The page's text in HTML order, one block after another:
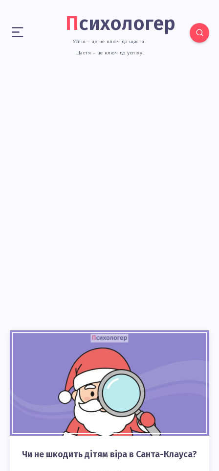
Психологер
Успіх – це не ключ до щастя.
Щастя – це ключ до успіху.
Чи не шкодить дітям віра в Санта-Клауса?